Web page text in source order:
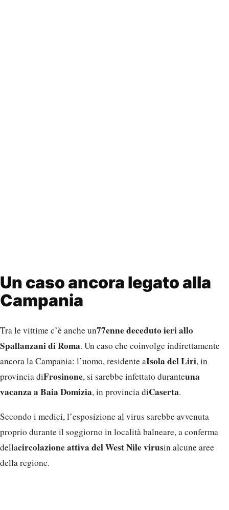
Un caso ancora legato alla
Campania
Tra le vittime c’è anche un77enne deceduto ieri allo
Spallanzani di Roma. Un caso che coinvolge indirettamente
ancora la Campania: l’uomo, residente aIsola del Liri, in
provincia diFrosinone, si sarebbe infettato duranteuna
vacanza a Baia Domizia, in provincia diCaserta.
Secondo i medici, l’esposizione al virus sarebbe avvenuta
proprio durante il soggiorno in località balneare, a conferma
dellacircolazione attiva del West Nile virusin alcune aree
della regione.